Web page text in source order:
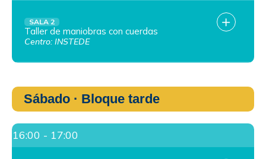
SALA 2
Taller de maniobras con cuerdas
Centro: INSTEDE
Sábado · Bloque tarde
16:00 - 17:00